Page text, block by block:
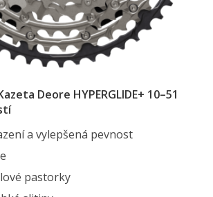
Deore HYPERGLIDE+ 10–51
a vylepšená pevnost
pastorky